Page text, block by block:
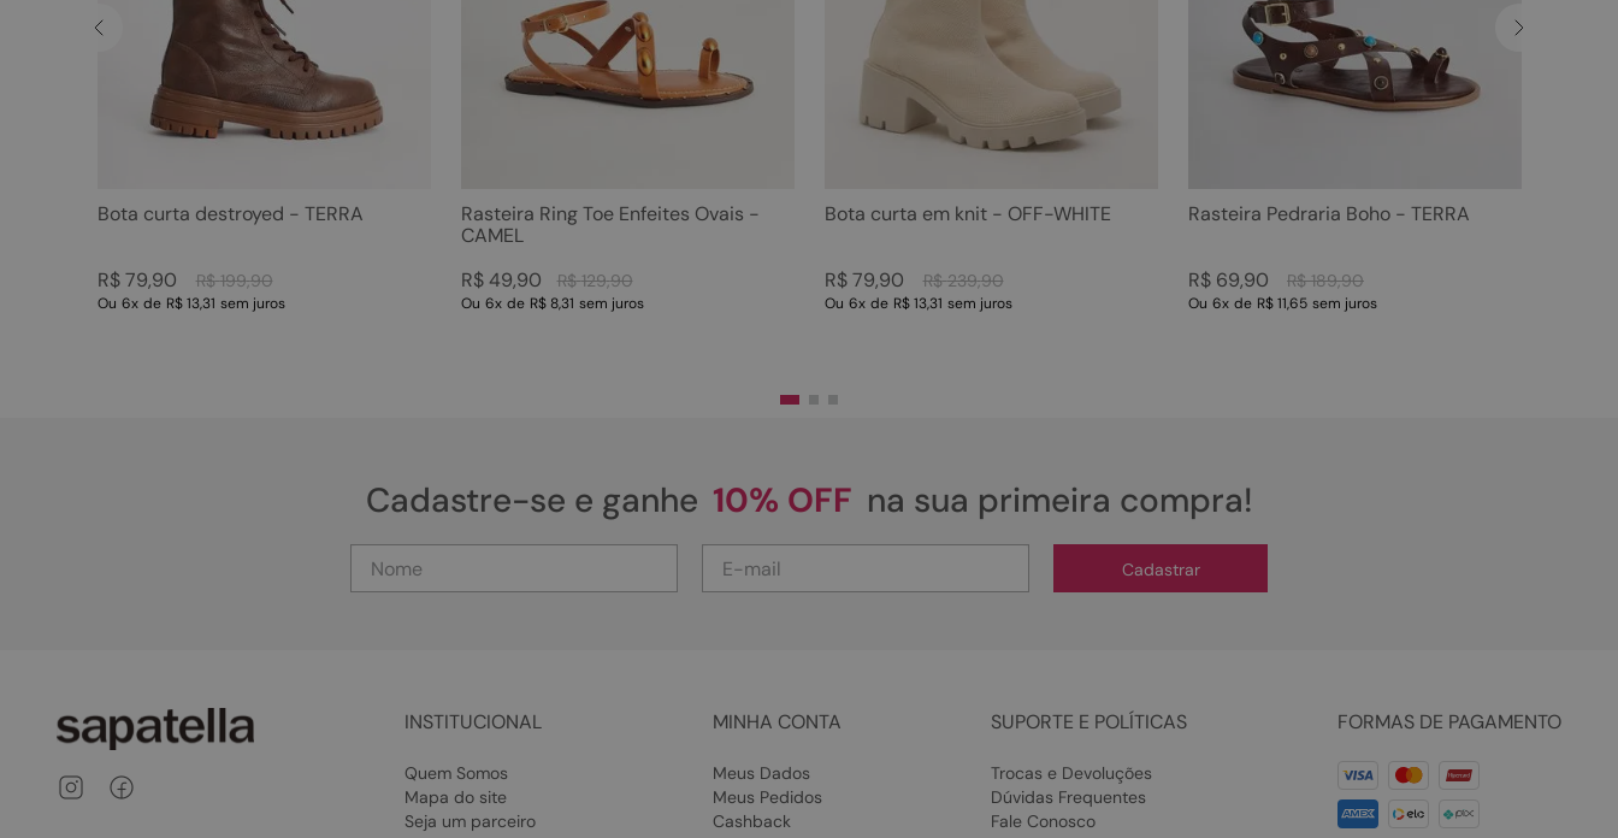
Bota curta destroyed - TERRA
R$ 199,90
R$ 79,90
Ou 6x de R$ 13,31 sem juros
Rasteira Ring Toe Enfeites Ovais -
CAMEL
R$ 129,90
R$ 49,90
Ou 6x de R$ 8,31 sem juros
Bota curta em knit - OFF-WHITE
R$ 239,90
R$ 79,90
Ou 6x de R$ 13,31 sem juros
Rasteira Pedraria Boho - TERRA
R$ 189,90
R$ 69,90
Ou 6x de R$ 11,65 sem juros
Cadastre-se e ganhe 10% OFF na sua primeira compra!
Cadastrar
INSTITUCIONAL
Quem Somos
Mapa do site
Seja um parceiro
MINHA CONTA
Meus Dados
Meus Pedidos
Cashback
SUPORTE E POLÍTICAS
Trocas e Devoluções
Dúvidas Frequentes
Fale Conosco
FORMAS DE PAGAMENTO